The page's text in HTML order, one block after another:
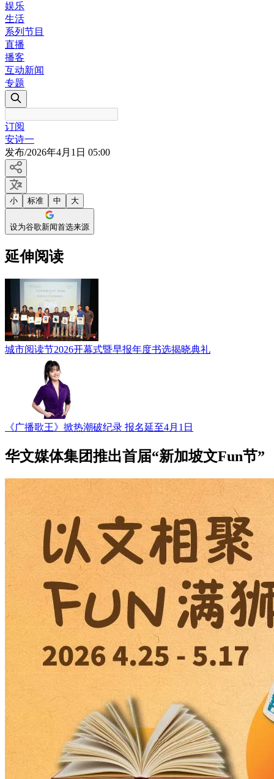
娱乐
生活
系列节目
直播
播客
互动新闻
专题
订阅
安诗一
发布/2026年4月1日 05:00
小 标准 中 大
设为谷歌新闻首选来源
延伸阅读
城市阅读节2026开幕式暨早报年度书选揭晓典礼
《广播歌王》掀热潮破纪录 报名延至4月1日
华文媒体集团推出首届“新加坡文Fun节”